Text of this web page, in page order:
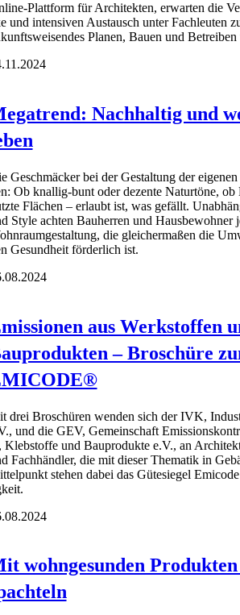
Platt­form für Archi­tek­ten, erwar­ten die
und inten­si­ven Aus­tausch unter Fach­leu­ten
Pla­nen, Bau­en und
Nachhaltig und
Geschmä­cker bei der Gestal­tung der
Ob knal­lig-bunt oder dezen­te Natur­tö­ne,
Flä­chen – erlaubt ist, was gefällt.
Style ach­ten Bau­her­ren und Haus­be­woh­ner
die glei­cher­ma­ßen die
Gesund­heit för­der­lich ist.
aus Werkstoffen
– Broschüre
drei Bro­schü­ren wen­den sich der IVK,
und die GEV, Gemein­schaft
Kleb­stof­fe und Bau­pro­duk­te e.V., an
Fach­händ­ler, die mit die­ser The­ma­tik in
ste­hen dabei das Güte­sie­gel
wohngesunden